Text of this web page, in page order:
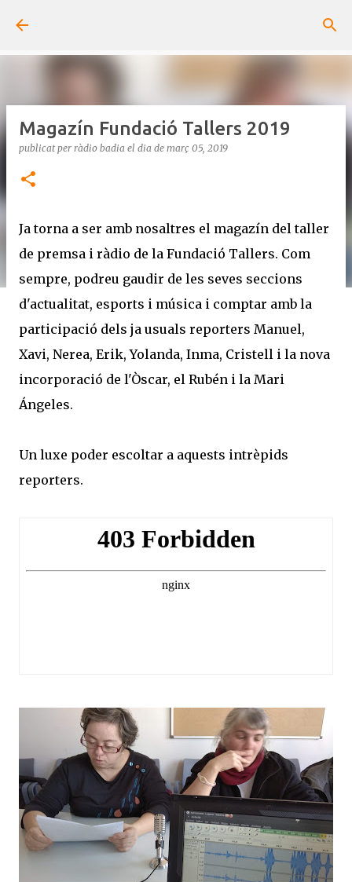
Magazín Fundació Tallers 2019
publicat per ràdio badia el dia de març 05, 2019
Ja torna a ser amb nosaltres el magazín del taller
de premsa i ràdio de la Fundació Tallers. Com
sempre, podreu gaudir de les seves seccions
d'actualitat, esports i música i comptar amb la
participació dels ja usuals reporters Manuel,
Xavi, Nerea, Erik, Yolanda, Inma, Cristell i la nova
incorporació de l'Òscar, el Rubén i la Mari
Ángeles.
Un luxe poder escoltar a aquests intrèpids
reporters.